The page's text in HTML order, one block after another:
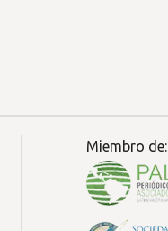
Miembro de: